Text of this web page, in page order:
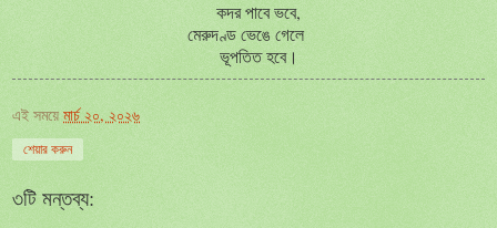
কদর পাবে ভবে,
মেরুদণ্ড ভেঙে গেলে
ভূপতিত হবে।
এই সময়ে মার্চ ২০, ২০২৬
শেয়ার করুন
৩টি মন্তব্য: